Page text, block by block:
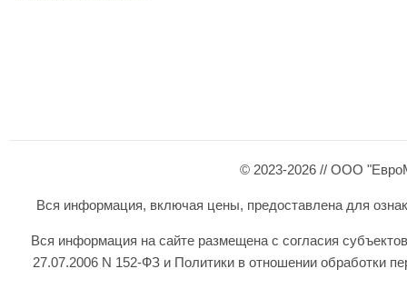
© 2023-2026 // ООО
Вся информация, включая цены, предоставлена для
Вся информация на сайте размещена с согласия
27.07.2006 N 152-ФЗ и Политики в отношении обработки